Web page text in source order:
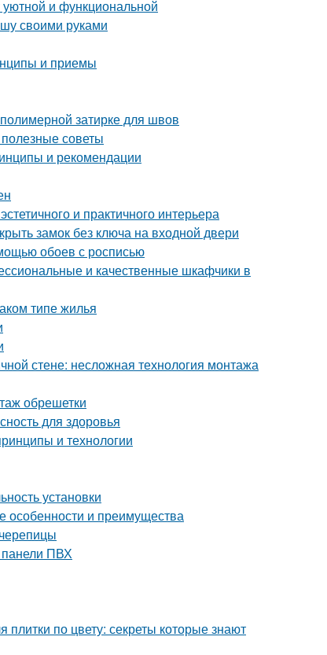
и функциональной
своими руками
и приемы
затирке для швов
советы
и рекомендации
и практичного интерьера
замок без ключа на входной двери
обоев с росписью
и качественные шкафчики в
типе жилья
стене: несложная технология монтажа
обрешетки
для здоровья
и технологии
установки
особенности и преимущества
панели ПВХ
плитки по цвету: секреты которые знают